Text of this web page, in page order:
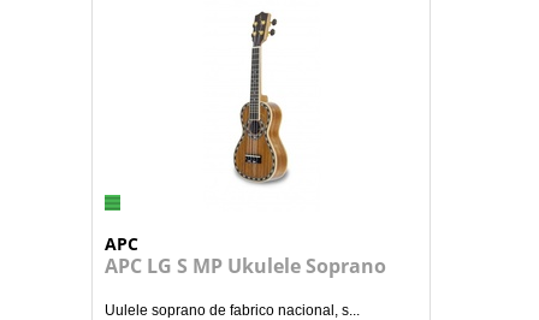
APC
APC LG S MP Ukulele Soprano
Uulele soprano de fabrico nacional, s...